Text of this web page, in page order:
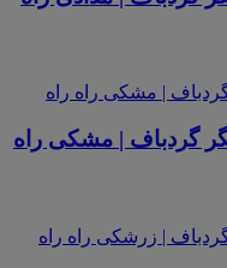
گردباف | مشکی راه